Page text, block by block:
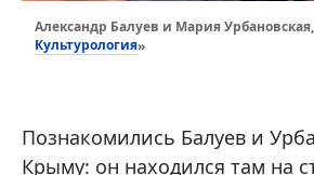
Александр Балуев и Мария
Культурология»
Познакомились Балуев и
Крыму: он находился там на